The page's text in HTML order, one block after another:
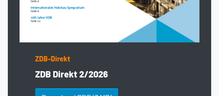
ZDB-Direkt
ZDB Direkt 2/2026